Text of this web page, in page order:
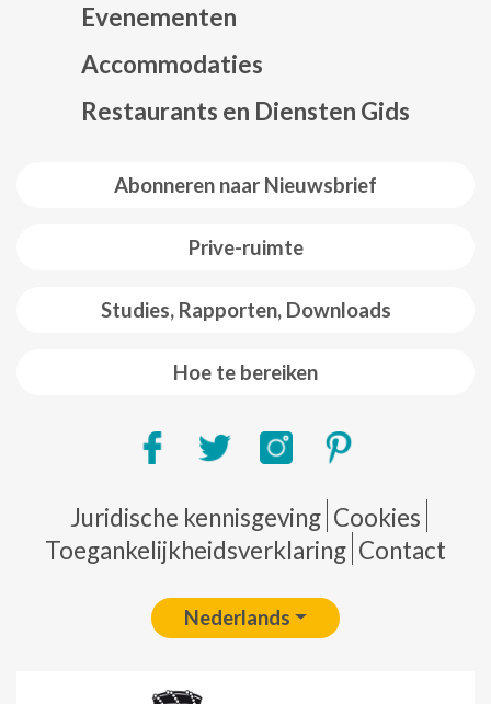
Abonneren naar Nieuwsbrief
Prive-ruimte
Studies, Rapporten, Downloads
Hoe te bereiken
Evenementen
Accommodaties
Restaurants en Diensten Gids
Pie de página
Juridische kennisgeving Cookies
Toegankelijkheidsverklaring Contact
Nederlands